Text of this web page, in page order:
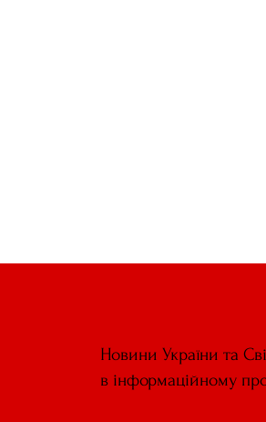
Новини України та
в інформаційному